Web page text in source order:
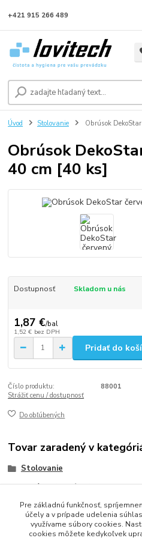
+421 915 266 489
Úvod Stolovanie Obrúsok
Obrúsok
40 cm [40 ks]
Dostupnosť Skladom u nás
1,87 €/bal
1,52 € bez DPH
Pridať do
Číslo produktu:
88001
Strážiť cenu / dostupnosť
Do obľúbených
Tovar zaradený v
Stolovanie
Obrúsky (servítky)
Obrúsky PREMIUM/Cutlery
Pre základnú funkčnosť,
účely a v prípade udelenia
využívame súbory cookies.
cookies môžete kedykoľvek